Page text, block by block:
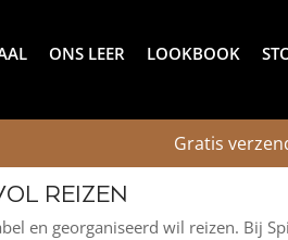
ONS LEER LOOKBOOK
Gratis
REIZEN
en georganiseerd wil reizen. Bij